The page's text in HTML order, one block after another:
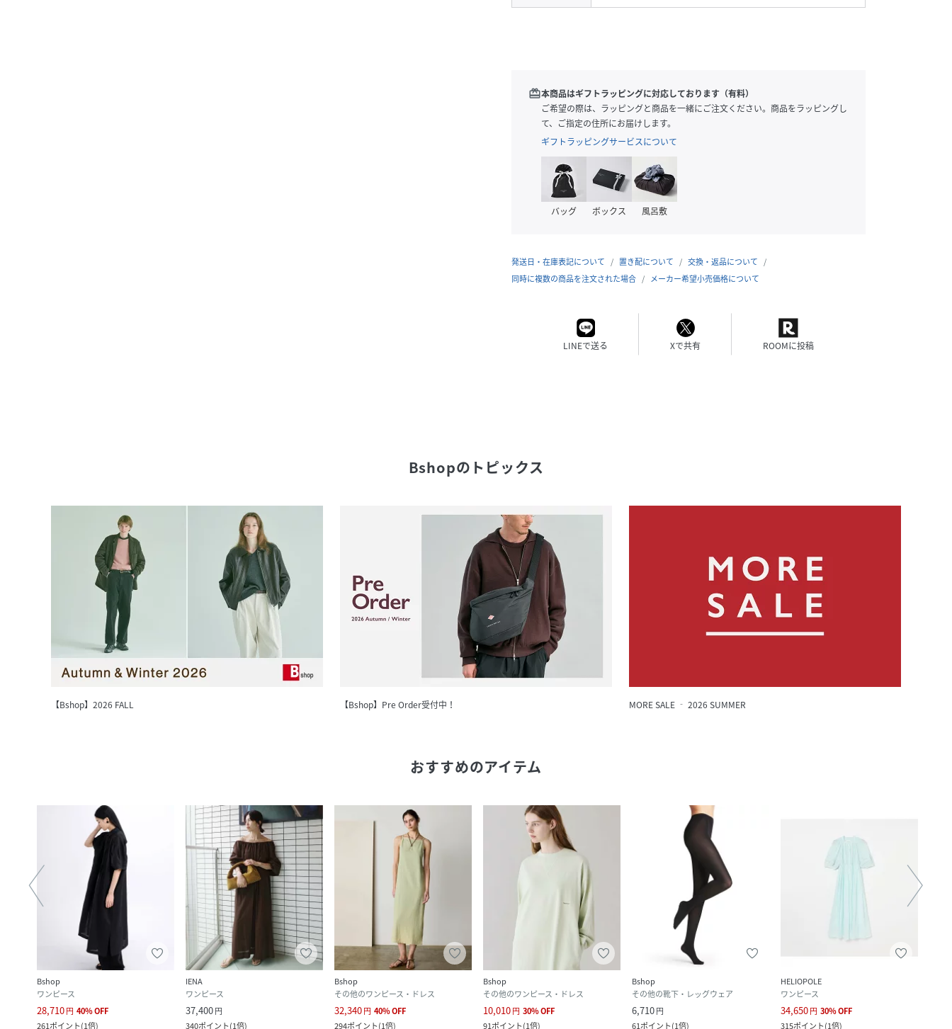
redeem本商品はギフトラッピングに対応しております（有料）
ご希望の際は、ラッピングと商品を一緒にご注文ください。商品をラッピングし
て、ご指定の住所にお届けします。
ギフトラッピングサービスについて
バッグ ボックス 風呂敷
発送日・在庫表記について 置き配について
交換・返品について
同時に複数の商品を注文された場合
メーカー希望小売価格について
LINEで送る Xで共有 ROOMに投稿
Bshopのトピックス
【Bshop】2026 FALL 【Bshop】Pre Order受付中！ MORE SALE ‐ 2026 SUMMER
おすすめのアイテム
Bshop
ワンピース
28,710円 40%OFF
261ポイント(1倍)
IENA
ワンピース
37,400円
340ポイント(1倍)
Bshop
その他のワンピース・ドレス
32,340円 40%OFF
294ポイント(1倍)
Bshop
その他のワンピース・ドレス
10,010円 30%OFF
91ポイント(1倍)
Bshop
その他の靴下・レッグウェア
6,710円
61ポイント(1倍)
HELIOPOLE
ワンピース
34,650円 30%OFF
315ポイント(1倍)